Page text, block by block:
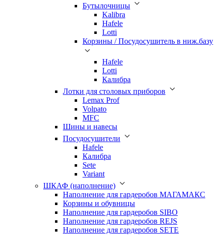
Бутылочницы
Kalibra
Hafele
Lotti
Корзины / Посудосушитель в ниж.базу
Hafele
Lotti
Калибра
Лотки для столовых приборов
Lemax Prof
Volpato
MFC
Шины и навесы
Посудосушители
Hafele
Калибра
Sete
Variant
ШКАФ (наполнение)
Наполнение для гардеробов МАГАМАКС
Корзины и обувницы
Наполнение для гардеробов SIBO
Наполнение для гардеробов REJS
Наполнение для гардеробов SETE